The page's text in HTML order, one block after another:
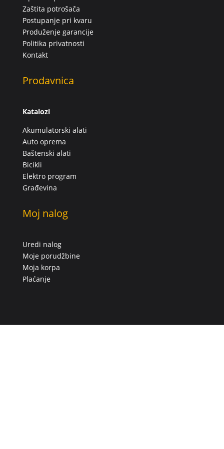
Zaštita potrošača
Postupanje pri kvaru
Produženje garancije
Politika privatnosti
Kontakt
Prodavnica
Katalozi
Akumulatorski alati
Auto oprema
Baštenski alati
Bicikli
Elektro program
Građevina
Moj nalog
Uredi nalog
Moje porudžbine
Moja korpa
Plaćanje